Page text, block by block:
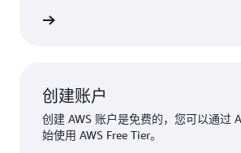
创建账户
创建 AWS 账户是免费的，您可以通过
始使用 AWS Free Tier。